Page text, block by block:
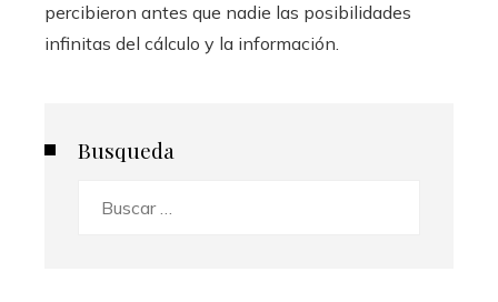
percibieron antes que nadie las posibilidades
infinitas del cálculo y la información.
Busqueda